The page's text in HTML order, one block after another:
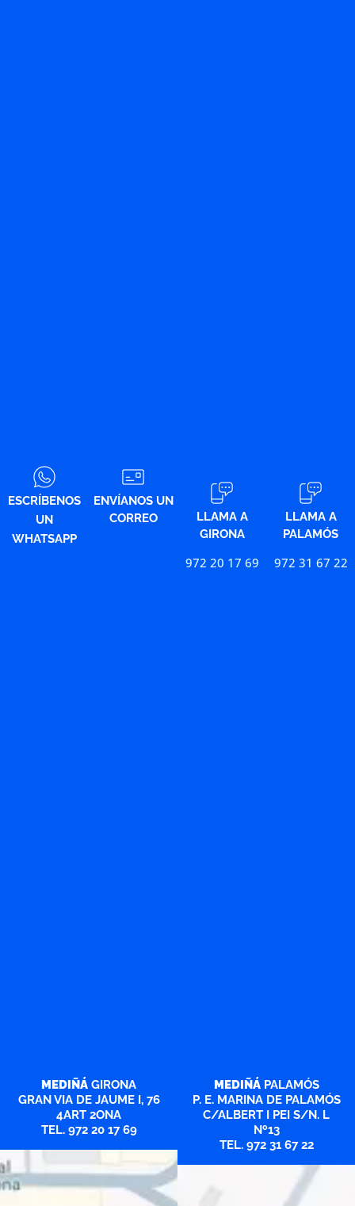
ESCRÍBENOS
UN
WHATSAPP
ENVÍANOS UN
CORREO
LLAMA A
GIRONA
972 20 17 69
LLAMA A
PALAMÓS
972 31 67 22
MEDIÑÁ GIRONA
GRAN VIA DE JAUME I, 76
4ART 2ONA
TEL. 972 20 17 69
MEDIÑÁPALAMÓS
P. E. MARINA DE PALAMÓS
C/ALBERT I PEI S/N. L
Nº13
TEL. 972 31 67 22